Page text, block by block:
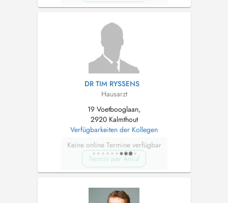
DR TIM RYSSENS
Hausarzt
19 Voetbooglaan,
2920 Kalmthout
Verfügbarkeiten der Kollegen
Keine online Termine verfügbar
Termin per Anruf